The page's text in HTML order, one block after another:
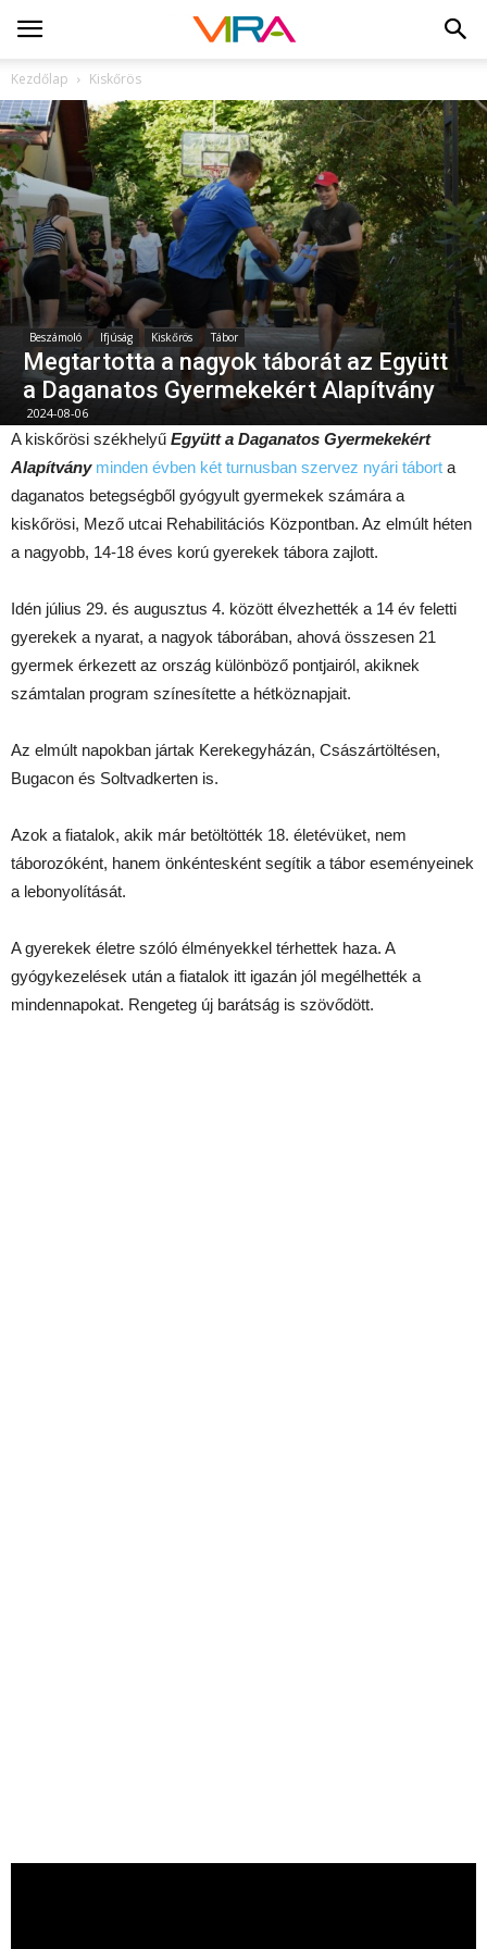
Kezdőlap Kiskőrös
Beszámoló Ifjúság Kiskőrös Tábor
Megtartotta a nagyok táborát az Együtt
a Daganatos Gyermekekért Alapítvány
2024-08-06
A kiskőrösi székhelyű Együtt a Daganatos Gyermekekért
Alapítvány minden évben két turnusban szervez nyári tábort a
daganatos betegségből gyógyult gyermekek számára a
kiskőrösi, Mező utcai Rehabilitációs Központban. Az elmúlt héten
a nagyobb, 14-18 éves korú gyerekek tábora zajlott.
Idén július 29. és augusztus 4. között élvezhették a 14 év feletti
gyerekek a nyarat, a nagyok táborában, ahová összesen 21
gyermek érkezett az ország különböző pontjairól, akiknek
számtalan program színesítette a hétköznapjait.
Az elmúlt napokban jártak Kerekegyházán, Császártöltésen,
Bugacon és Soltvadkerten is.
Azok a fiatalok, akik már betöltötték 18. életévüket, nem
táborozóként, hanem önkéntesként segítik a tábor eseményeinek
a lebonyolítását.
A gyerekek életre szóló élményekkel térhettek haza. A
gyógykezelések után a fiatalok itt igazán jól megélhették a
mindennapokat. Rengeteg új barátság is szövődött.